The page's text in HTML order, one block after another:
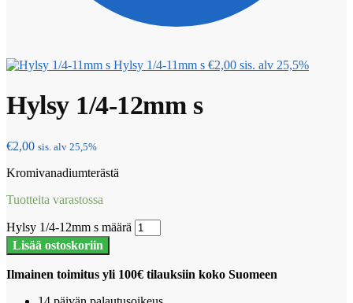
Hylsy 1/4-11mm s €2,00 sis. alv 25,5%
Hylsy 1/4-12mm s
€2,00 sis. alv 25,5%
Kromivanadiumterästä
Tuotteita varastossa
Hylsy 1/4-12mm s määrä
Lisää ostoskoriin
Ilmainen toimitus yli 100€ tilauksiin koko Suomeen